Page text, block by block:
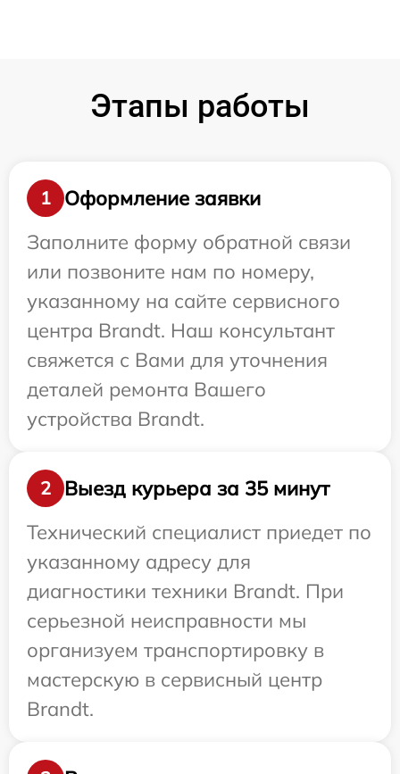
Этапы работы
1
Оформление заявки
Заполните форму обратной связи
или позвоните нам по номеру,
указанному на сайте сервисного
центра Brandt. Наш консультант
свяжется с Вами для уточнения
деталей ремонта Вашего
устройства Brandt.
2
Выезд курьера за 35 минут
Технический специалист приедет по
указанному адресу для
диагностики техники Brandt. При
серьезной неисправности мы
организуем транспортировку в
мастерскую в сервисный центр
Brandt.